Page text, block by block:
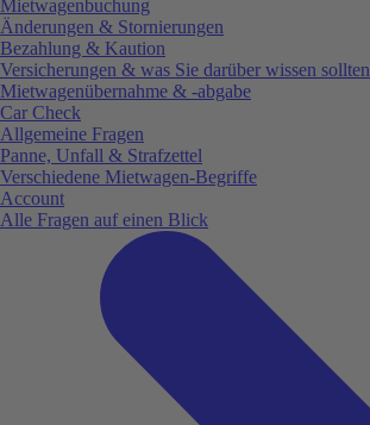
Mietwagenbuchung
Änderungen & Stornierungen
Bezahlung & Kaution
Versicherungen & was Sie darüber wissen sollten
Mietwagenübernahme & -abgabe
Car Check
Allgemeine Fragen
Panne, Unfall & Strafzettel
Verschiedene Mietwagen-Begriffe
Account
Alle Fragen auf einen Blick